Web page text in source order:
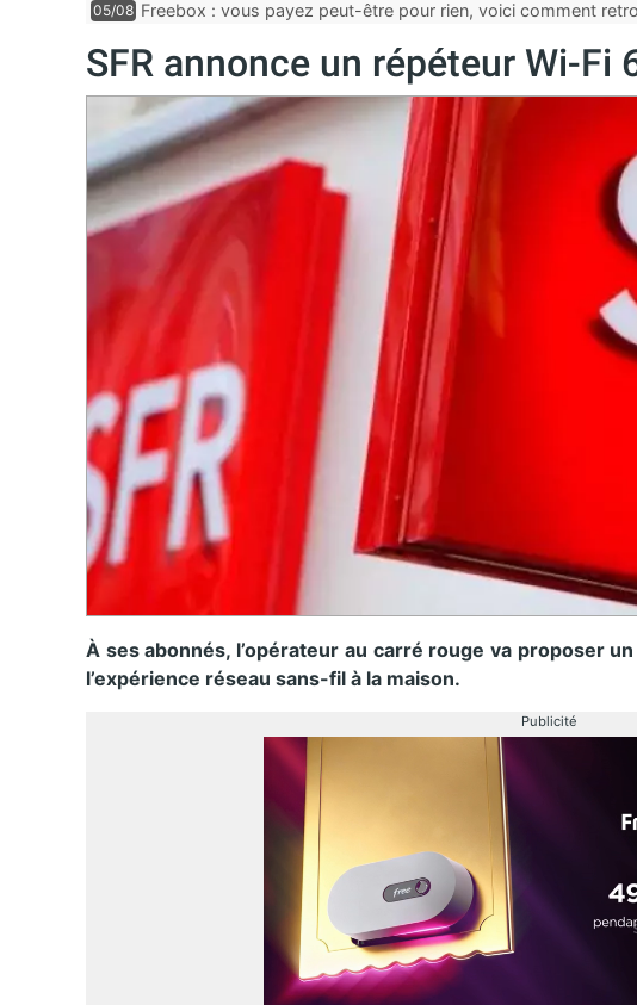
05/08 Freebox : vous payez peut-être pour rien, voici comment
SFR annonce un répéteur Wi-Fi
À ses abonnés, l’opérateur au carré rouge va proposer
l’expérience réseau sans-fil à la maison.
Publicité